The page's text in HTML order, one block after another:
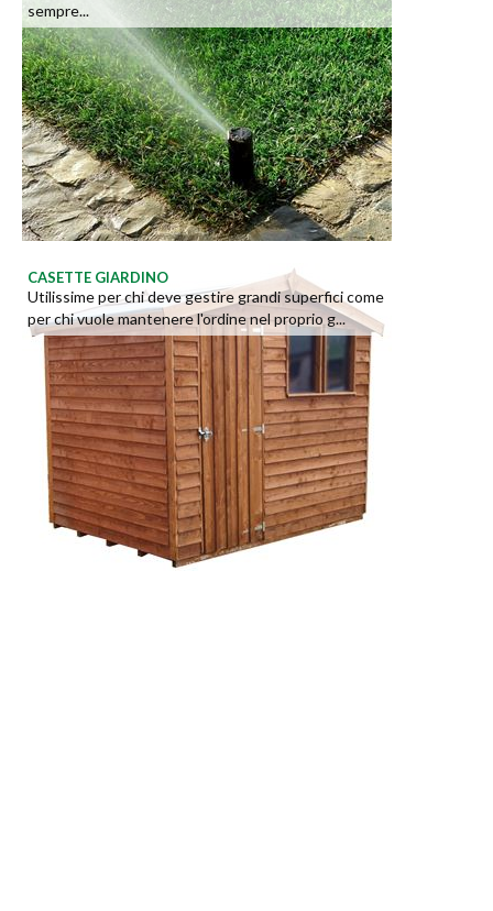
sempre...
CASETTE GIARDINO
Utilissime per chi deve gestire grandi superfici come
per chi vuole mantenere l'ordine nel proprio g...